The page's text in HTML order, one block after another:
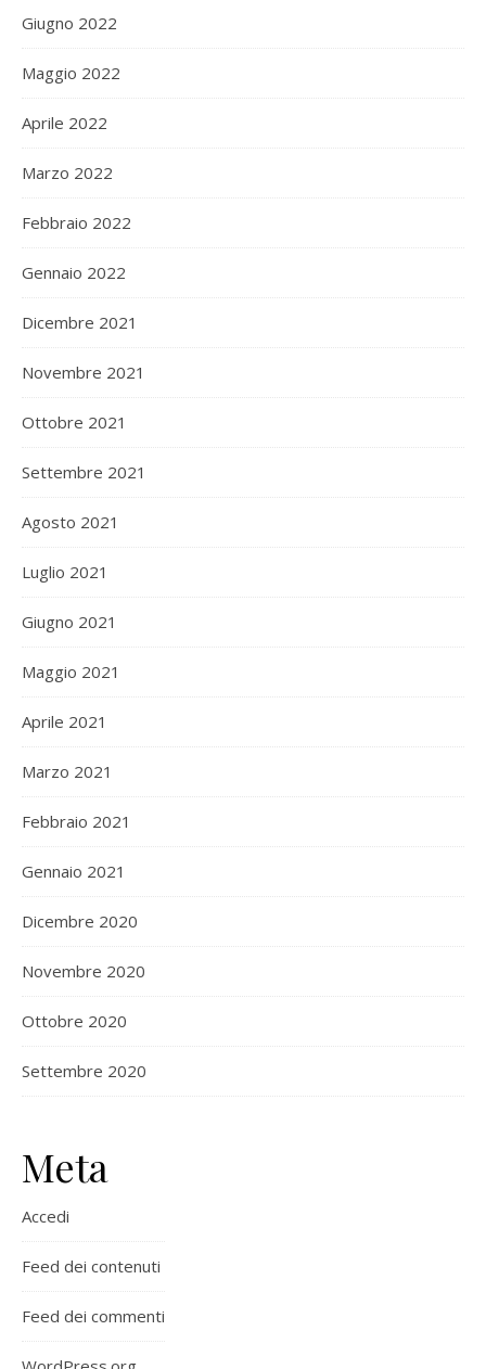
Giugno 2022
Maggio 2022
Aprile 2022
Marzo 2022
Febbraio 2022
Gennaio 2022
Dicembre 2021
Novembre 2021
Ottobre 2021
Settembre 2021
Agosto 2021
Luglio 2021
Giugno 2021
Maggio 2021
Aprile 2021
Marzo 2021
Febbraio 2021
Gennaio 2021
Dicembre 2020
Novembre 2020
Ottobre 2020
Settembre 2020
Meta
Accedi
Feed dei contenuti
Feed dei commenti